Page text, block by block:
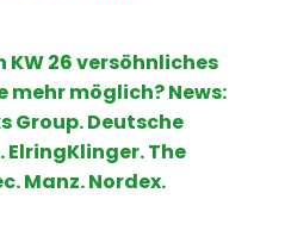
KW 26 versöhnliches
mehr möglich?News:
Group. Deutsche
. ElringKlinger. The
Manz. Nordex.